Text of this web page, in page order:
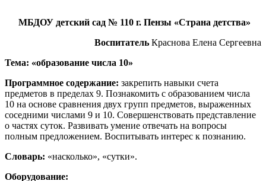
МБДОУ детский сад № 110 г. Пензы «Страна детства»
Воспитатель Краснова Елена Сергеевна
Тема: «образование числа 10»
Программное содержание: закрепить навыки счета
предметов в пределах 9. Познакомить с образованием числа
10 на основе сравнения двух групп предметов, выраженных
соседними числами 9 и 10. Совершенствовать представление
о частях суток. Развивать умение отвечать на вопросы
полным предложением. Воспитывать интерес к познанию.
Словарь: «насколько», «сутки».
Оборудование: